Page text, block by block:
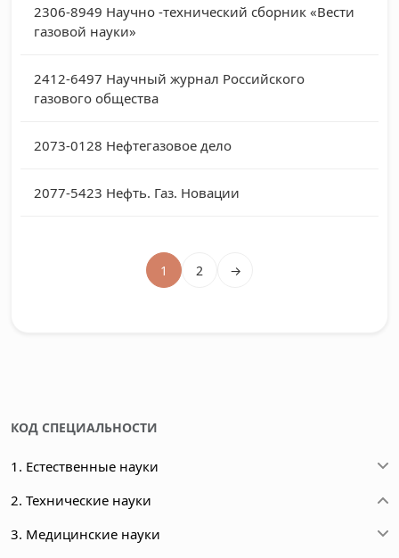
2306-8949 Научно -технический сборник «Вести
газовой науки»
2412-6497 Научный журнал Российского
газового общества
2073-0128 Нефтегазовое дело
2077-5423 Нефть. Газ. Новации
1 2 →
КОД СПЕЦИАЛЬНОСТИ
1. Естественные науки
2. Технические науки
3. Медицинские науки